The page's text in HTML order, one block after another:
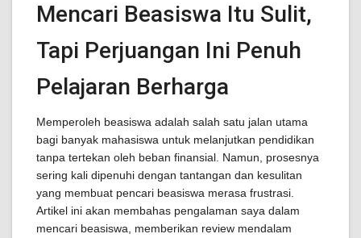
Mencari Beasiswa Itu Sulit,
Tapi Perjuangan Ini Penuh
Pelajaran Berharga
Memperoleh beasiswa adalah salah satu jalan utama
bagi banyak mahasiswa untuk melanjutkan pendidikan
tanpa tertekan oleh beban finansial. Namun, prosesnya
sering kali dipenuhi dengan tantangan dan kesulitan
yang membuat pencari beasiswa merasa frustrasi.
Artikel ini akan membahas pengalaman saya dalam
mencari beasiswa, memberikan review mendalam